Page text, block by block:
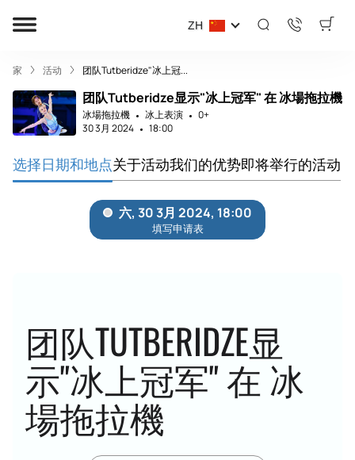
ZH
家 活动 团队Tutberidze"冰上冠...
团队Tutberidze显示"冰上冠军" 在 冰場拖拉機
冰場拖拉機 冰上表演
0+
30 3月 2024
18:00
选择日期和地点关于活动我们的优势即将举行的活动
团队TUTBERIDZE显
示"冰上冠军" 在 冰
場拖拉機